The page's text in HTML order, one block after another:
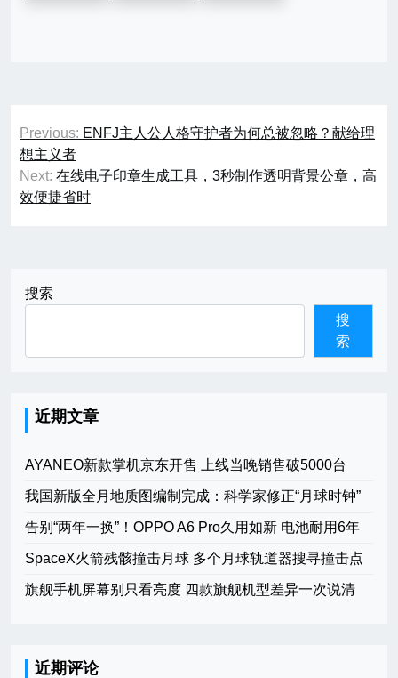
文
章
导
Previous: ENFJ主人公人格守护者为何总被忽略？献给理
想主义者
Next: 在线电子印章生成工具，3秒制作透明背景公章，高
效便捷省时
搜索
搜
索
近期文章
AYANEO新款掌机京东开售 上线当晚销售破5000台
我国新版全月地质图编制完成：科学家修正“月球时钟”
告别“两年一换”！OPPO A6 Pro久用如新 电池耐用6年
SpaceX火箭残骸撞击月球 多个月球轨道器搜寻撞击点
旗舰手机屏幕别只看亮度 四款旗舰机型差异一次说清
近期评论